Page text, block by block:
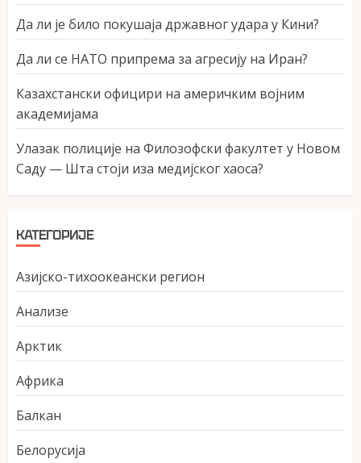
Да ли је било покушаја државног удара у Кини?
Да ли се НАТО припрема за агресију на Иран?
Казахстански официри на америчким војним
академијама
Улазак полиције на Филозофски факултет у Новом
Саду — Шта стоји иза медијског хаоса?
КАТЕГОРИЈЕ
Азијско-тихоокеански регион
Анализе
Арктик
Африка
Балкан
Белорусија